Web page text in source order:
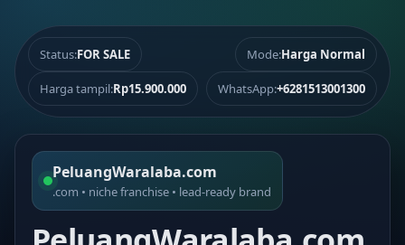
Status:FOR SALE Mode:Harga Normal
Harga tampil:Rp15.900.000 WhatsApp:+6281513001300
PeluangWaralaba.com
.com • niche franchise • lead-ready brand